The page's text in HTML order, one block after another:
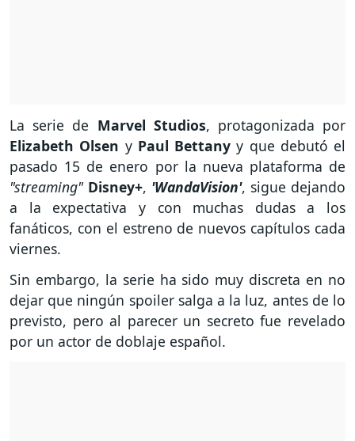
La serie de Marvel Studios, protagonizada por
Elizabeth Olsen y Paul Bettanyy que debutó el
pasado 15 de enero por la nueva plataforma de
"streaming" Disney+, 'WandaVision', sigue dejando
a la expectativa y con muchas dudas a los
fanáticos, con el estreno de nuevos capítulos cada
viernes.
Sin embargo, la serie ha sido muy discreta en no
dejar que ningún spoiler salga a la luz, antes de lo
previsto, pero al parecer un secreto fue revelado
por un actor de doblaje español.